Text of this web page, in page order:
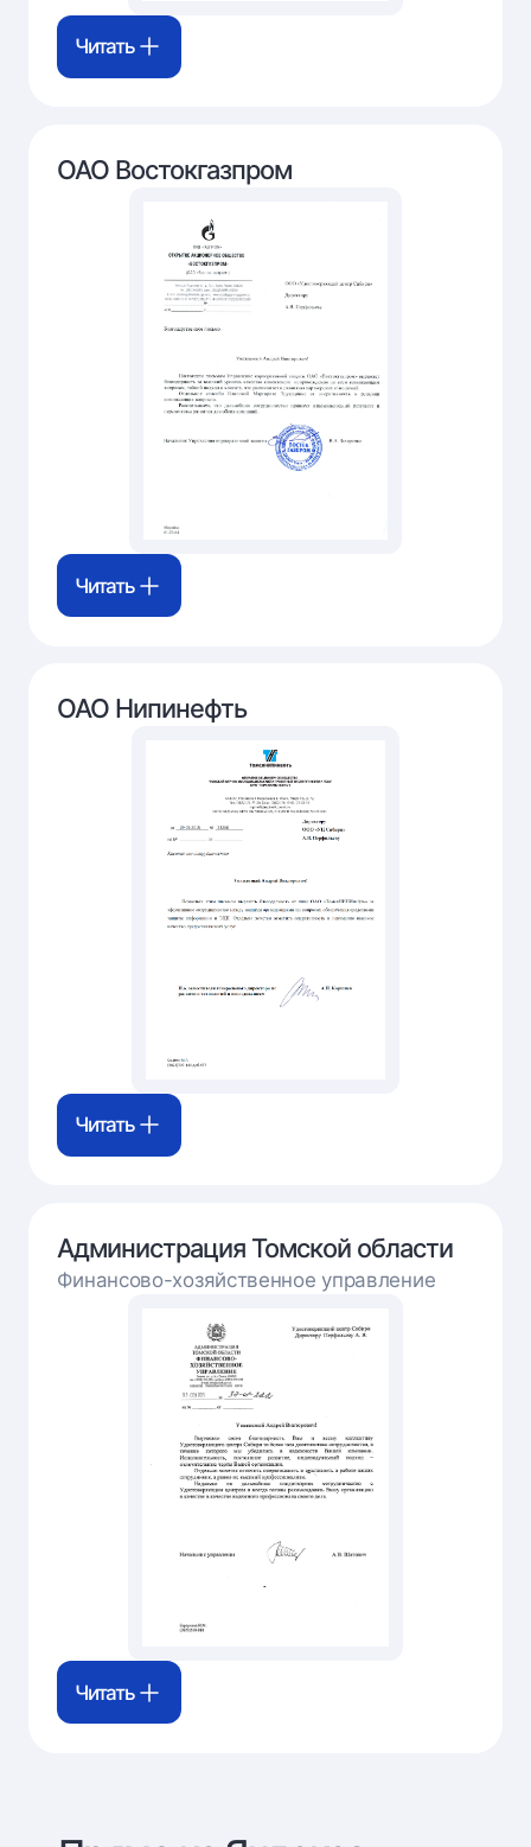
Читать
ОАО Востокгазпром
Читать
ОАО Нипинефть
Читать
Администрация Томской области
Финансово-хозяйственное управление
Читать